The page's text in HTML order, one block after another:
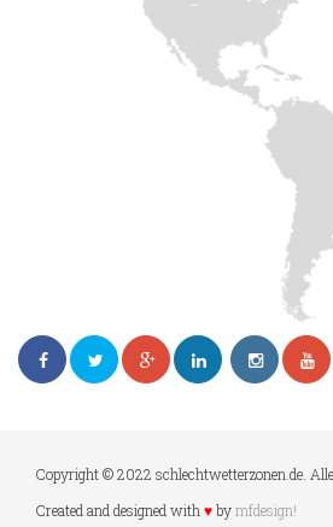
Copyright © 2022 schlechtwetterzonen.de. Alle
Created and designed with ♥bymfdesign!